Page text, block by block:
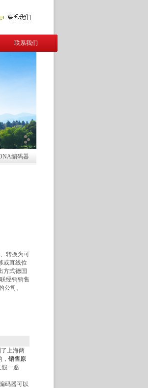
联系我们
编码器
转换为可
或直线位
方式德国
经销销售
公司。
上海两
销售原
假一赔
码器可以